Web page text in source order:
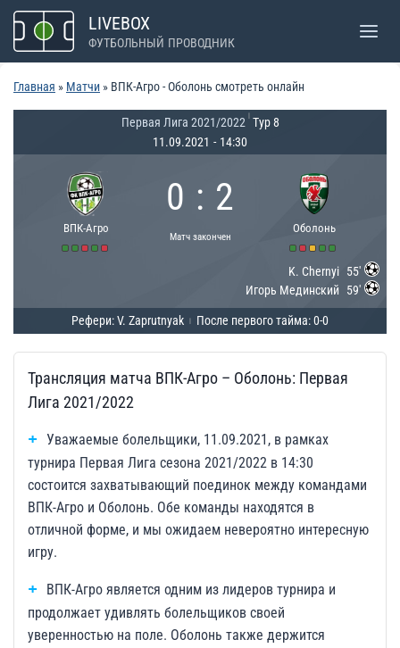
Перейти
содержимому
LIVEBOX
ФУТБОЛЬНЫЙ ПРОВОДНИК
Главная » Матчи » ВПК-Агро - Оболонь смотреть онлайн
Первая Лига 2021/2022 Тур 8
11.09.2021 - 14:30
ВПК-Агро
0 : 2
Матч закончен
Оболонь
K. Chernyi 55'
Игорь Мединский
59'
Рефери: V. Zaprutnyak После первого тайма: 0-0
Трансляция матча ВПК-Агро – Оболонь: Первая
Лига 2021/2022
Уважаемые болельщики, 11.09.2021, в рамках
турнира Первая Лига сезона 2021/2022 в 14:30
состоится захватывающий поединок между командами
ВПК-Агро и Оболонь. Обе команды находятся в
отличной форме, и мы ожидаем невероятно интересную
игру.
ВПК-Агро является одним из лидеров турнира и
продолжает удивлять болельщиков своей
уверенностью на поле. Оболонь также держится